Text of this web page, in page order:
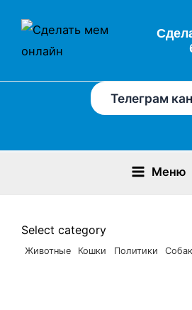
содержимому
Телеграм
Menu
Меню
Select category
Животные Кошки Политики